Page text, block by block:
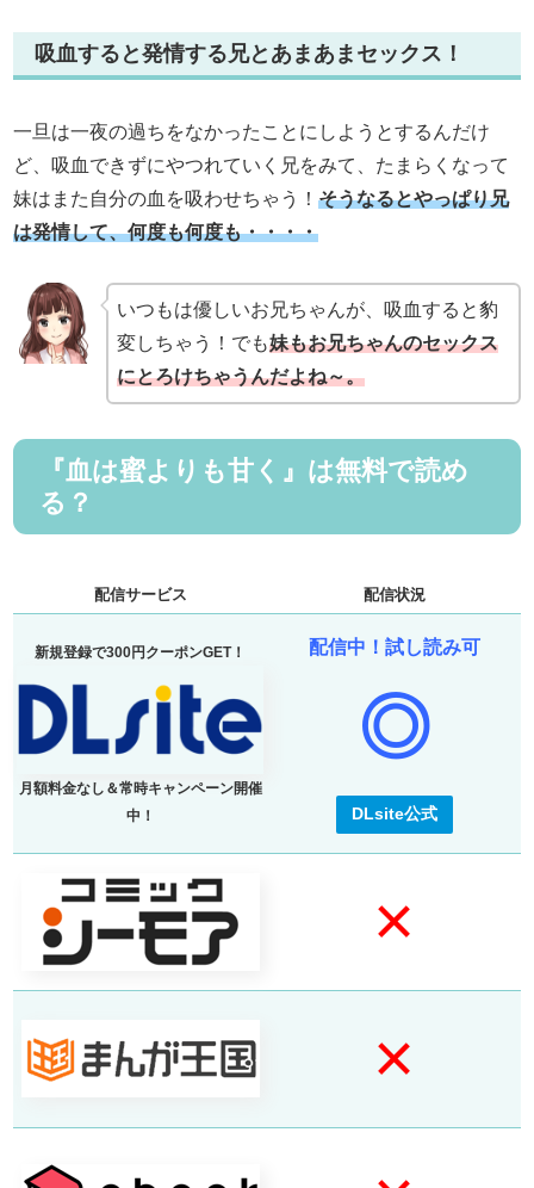
吸血すると発情する兄とあまあまセックス！
一旦は一夜の過ちをなかったことにしようとするんだけ
ど、吸血できずにやつれていく兄をみて、たまらくなって
妹はまた自分の血を吸わせちゃう！ そうなるとやっぱり兄
は発情して、何度も何度も・・・・
いつもは優しいお兄ちゃんが、吸血すると豹
変しちゃう！でも妹もお兄ちゃんのセックス
にとろけちゃうんだよね～。
『血は蜜よりも甘く』は無料で読め
る？
配信サービス 配信状況
新規登録で300円クーポンGET！
月額料金なし＆常時キャンペーン開催
中！
配信中！試し読み可
◎
DLsite公式
×
×